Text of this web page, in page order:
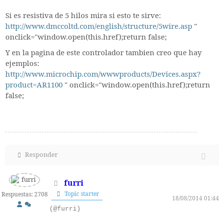
Si es resistiva de 5 hilos mira si esto te sirve:
http://www.dmccoltd.com/english/structure/5wire.asp "
onclick="window.open(this.href);return false;
Y en la pagina de este controlador tambien creo que hay
ejemplos:
http://www.microchip.com/wwwproducts/Devices.aspx?
product=AR1100 " onclick="window.open(this.href);return
false;
Responder
Respuestas: 2708
furri
Topic starter
18/08/2014 01:44
(@furri)